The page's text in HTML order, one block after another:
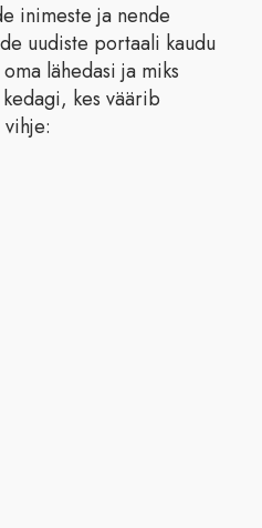
inimeste ja nende
uudiste portaali kaudu
lähedasi ja miks
kes väärib